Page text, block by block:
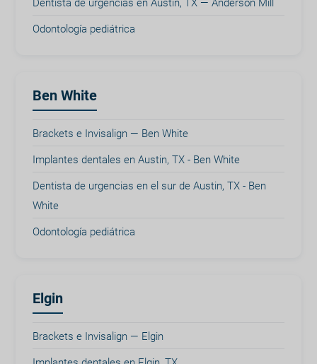
Dentista de urgencias en Austin, TX — Anderson Mill
Odontología pediátrica
Ben White
Brackets e Invisalign — Ben White
Implantes dentales en Austin, TX - Ben White
Dentista de urgencias en el sur de Austin, TX - Ben
White
Odontología pediátrica
Elgin
Brackets e Invisalign — Elgin